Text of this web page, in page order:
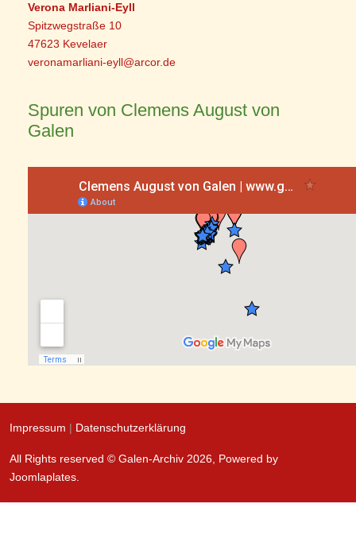
Verona Marliani-Eyll
Spitzwegstraße 10
47623 Kevelaer
veronamarliani-eyll@arcor.de
Spuren von Clemens August von
Galen
Impressum | Datenschutzerklärung
All Rights reserved © Galen-Archiv 2026, Powered by
Joomlaplates